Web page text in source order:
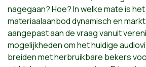
nagegaan? Hoe? In welke mate is
materiaalaanbod dynamisch en
aangepast aan de vraag vanuit
mogelijkheden om het huidige
breiden met herbruikbare bekers